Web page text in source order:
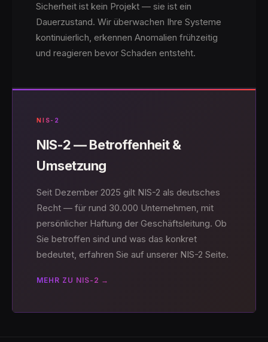
Sicherheit ist kein Projekt — sie ist ein
Dauerzustand. Wir überwachen Ihre Systeme
kontinuierlich, erkennen Anomalien frühzeitig
und reagieren bevor Schaden entsteht.
NIS-2
NIS-2 — Betroffenheit &
Umsetzung
Seit Dezember 2025 gilt NIS-2 als deutsches
Recht — für rund 30.000 Unternehmen, mit
persönlicher Haftung der Geschäftsleitung. Ob
Sie betroffen sind und was das konkret
bedeutet, erfahren Sie auf unserer NIS-2 Seite.
MEHR ZU NIS-2 →